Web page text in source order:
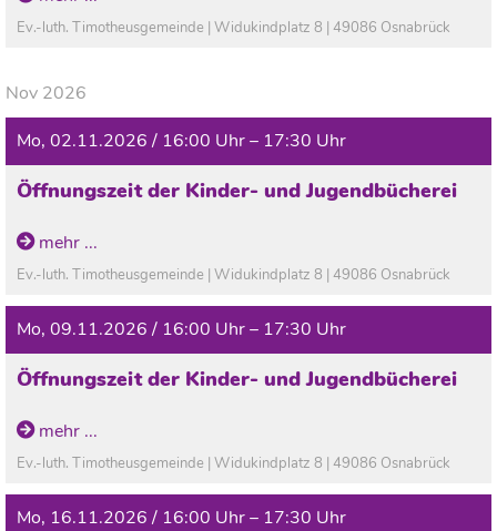
Ev.-luth. Timotheusgemeinde | Widukindplatz 8 | 49086 Osnabrück
Nov 2026
Mo, 02.11.2026 / 16:00 Uhr – 17:30 Uhr
Öffnungszeit der Kinder- und Jugendbücherei
In den Ferien geschlossen!
mehr ...
Ev.-luth. Timotheusgemeinde | Widukindplatz 8 | 49086 Osnabrück
Mo, 09.11.2026 / 16:00 Uhr – 17:30 Uhr
Öffnungszeit der Kinder- und Jugendbücherei
In den Ferien geschlossen!
mehr ...
Ev.-luth. Timotheusgemeinde | Widukindplatz 8 | 49086 Osnabrück
Mo, 16.11.2026 / 16:00 Uhr – 17:30 Uhr